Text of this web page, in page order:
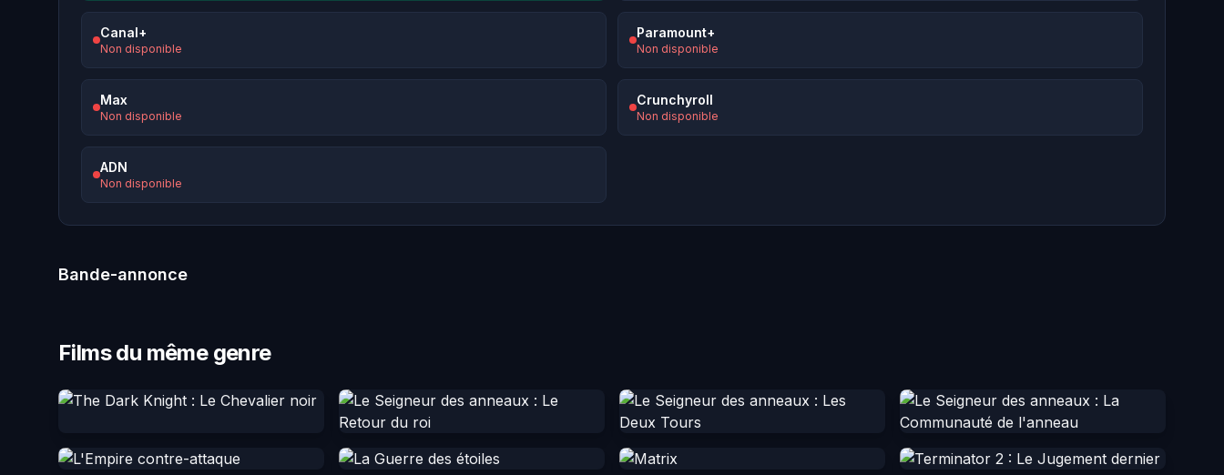
Canal+
Non disponible
Paramount+
Non disponible
Max
Non disponible
Crunchyroll
Non disponible
ADN
Non disponible
Bande-annonce
Films du même genre